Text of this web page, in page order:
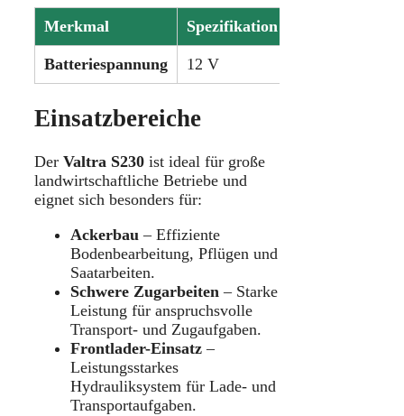
Merkmal Spezifikation
Batteriespannung 12 V
Einsatzbereiche
Der Valtra S230 ist ideal für große
landwirtschaftliche Betriebe und
eignet sich besonders für:
Ackerbau – Effiziente
Bodenbearbeitung, Pflügen und
Saatarbeiten.
Schwere Zugarbeiten – Starke
Leistung für anspruchsvolle
Transport- und Zugaufgaben.
Frontlader-Einsatz –
Leistungsstarkes
Hydrauliksystem für Lade- und
Transportaufgaben.